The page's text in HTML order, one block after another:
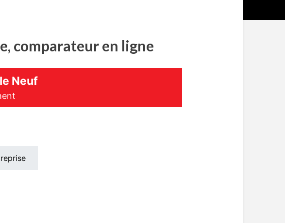
comparateur en ligne